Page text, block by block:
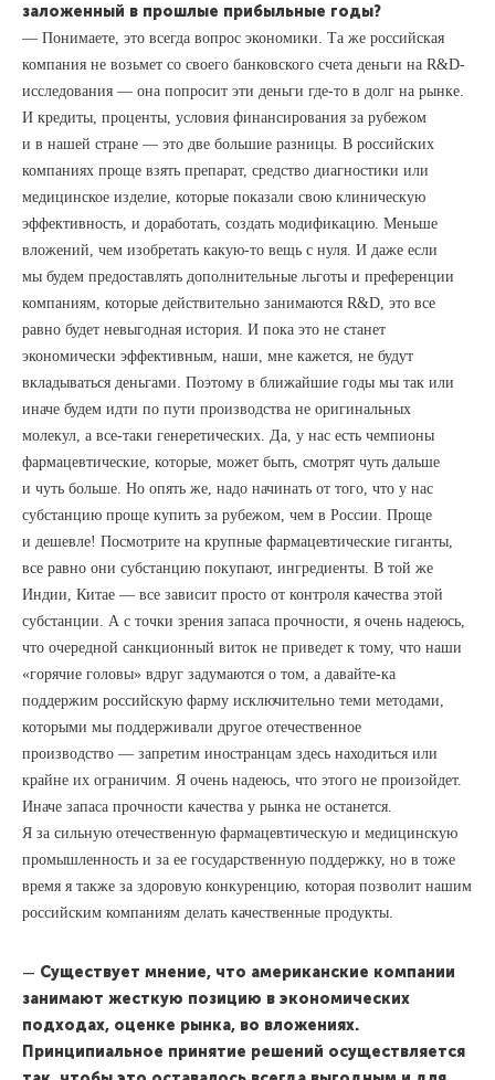
заложенный в прошлые прибыльные годы?
— Понимаете, это всегда вопрос экономики. Та же российская
компания не возьмет со своего банковского счета деньги на R&D-
исследования — она попросит эти деньги где-то в долг на рынке.
И кредиты, проценты, условия финансирования за рубежом
и в нашей стране — это две большие разницы. В российских
компаниях проще взять препарат, средство диагностики или
медицинское изделие, которые показали свою клиническую
эффективность, и доработать, создать модификацию. Меньше
вложений, чем изобретать какую-то вещь с нуля. И даже если
мы будем предоставлять дополнительные льготы и преференции
компаниям, которые действительно занимаются R&D, это все
равно будет невыгодная история. И пока это не станет
экономически эффективным, наши, мне кажется, не будут
вкладываться деньгами. Поэтому в ближайшие годы мы так или
иначе будем идти по пути производства не оригинальных
молекул, а все-таки генеретических. Да, у нас есть чемпионы
фармацевтические, которые, может быть, смотрят чуть дальше
и чуть больше. Но опять же, надо начинать от того, что у нас
субстанцию проще купить за рубежом, чем в России. Проще
и дешевле! Посмотрите на крупные фармацевтические гиганты,
все равно они субстанцию покупают, ингредиенты. В той же
Индии, Китае — все зависит просто от контроля качества этой
субстанции. А с точки зрения запаса прочности, я очень надеюсь,
что очередной санкционный виток не приведет к тому, что наши
«горячие головы» вдруг задумаются о том, а давайте-ка
поддержим российскую фарму исключительно теми методами,
которыми мы поддерживали другое отечественное
производство — запретим иностранцам здесь находиться или
крайне их ограничим. Я очень надеюсь, что этого не произойдет.
Иначе запаса прочности качества у рынка не останется.
Я за сильную отечественную фармацевтическую и медицинскую
промышленность и за ее государственную поддержку, но в тоже
время я также за здоровую конкуренцию, которая позволит нашим
российским компаниям делать качественные продукты.
— Существует мнение, что американские компании
занимают жесткую позицию в экономических
подходах, оценке рынка, во вложениях.
Принципиальное принятие решений осуществляется